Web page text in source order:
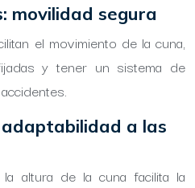
movilidad segura
el movimiento de la cuna,
y tener un sistema de
a las
altura de la cuna facilita la